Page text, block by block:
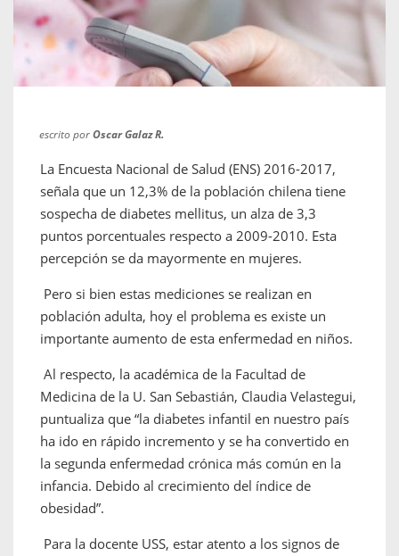
escrito porOscar Galaz R.
La Encuesta Nacional de Salud (ENS) 2016-2017,
señala que un 12,3% de la población chilena tiene
sospecha de diabetes mellitus, un alza de 3,3
puntos porcentuales respecto a 2009-2010. Esta
percepción se da mayormente en mujeres.
Pero si bien estas mediciones se realizan en
población adulta, hoy el problema es existe un
importante aumento de esta enfermedad en niños.
Al respecto, la académica de la Facultad de
Medicina de la U. San Sebastián, Claudia Velastegui,
puntualiza que “la diabetes infantil en nuestro país
ha ido en rápido incremento y se ha convertido en
la segunda enfermedad crónica más común en la
infancia. Debido al crecimiento del índice de
obesidad”.
Para la docente USS, estar atento a los signos de